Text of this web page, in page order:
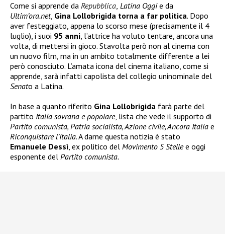
Come si apprende da Repubblica, Latina Oggie da
Ultim’ora.net, Gina Lollobrigida torna a far politica. Dopo
aver festeggiato, appena lo scorso mese (precisamente il 4
luglio), i suoi 95 anni, l’attrice ha voluto tentare, ancora una
volta, di mettersi in gioco. Stavolta però non al cinema con
un nuovo film, ma in un ambito totalmente differente a lei
però conosciuto. L’amata icona del cinema italiano, come si
apprende, sarà infatti capolista del collegio uninominale del
Senato a Latina.
In base a quanto riferito Gina Lollobrigida farà parte del
partito Italia sovrana e popolare, lista che vede il supporto di
Partito comunista, Patria socialista, Azione civile, Ancora Italia e
Riconquistare l’Italia. A darne questa notizia è stato
Emanuele Dessì, ex politico del Movimento 5 Stellee oggi
esponente del Partito comunista.